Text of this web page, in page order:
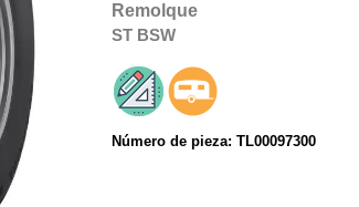
Remolque
ST BSW
Número de pieza: TL00097300